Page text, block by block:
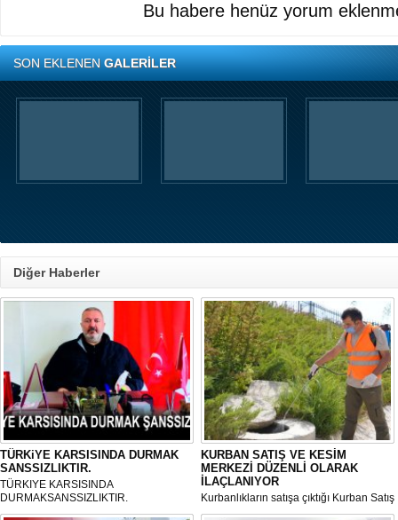
Bu habere henüz yorum
SON EKLENENGALERİLER
Diğer Haberler
TÜRKiYE KARSISINDA DURMAK
SANSSIZLIKTIR.
TÜRKIYE KARSISINDA
DURMAKSANSSIZLIKTIR.
KURBAN SATIŞ VE KESİM
MERKEZİ DÜZENLİ OLARAK
İLAÇLANIYOR
Kurbanlıkların satışa çıktığı Kurban Satış
ve Kesim Merkezi, haşere ve